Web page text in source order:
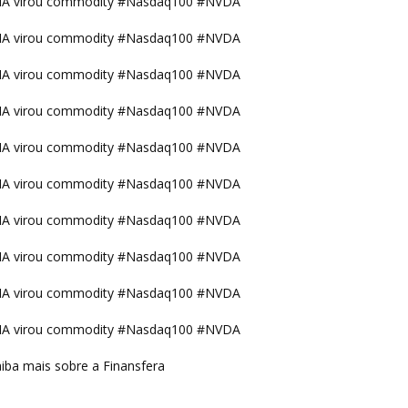
virou commodity #Nasdaq100 #NVDA
virou commodity #Nasdaq100 #NVDA
virou commodity #Nasdaq100 #NVDA
virou commodity #Nasdaq100 #NVDA
virou commodity #Nasdaq100 #NVDA
virou commodity #Nasdaq100 #NVDA
virou commodity #Nasdaq100 #NVDA
virou commodity #Nasdaq100 #NVDA
virou commodity #Nasdaq100 #NVDA
mais sobre a Finansfera